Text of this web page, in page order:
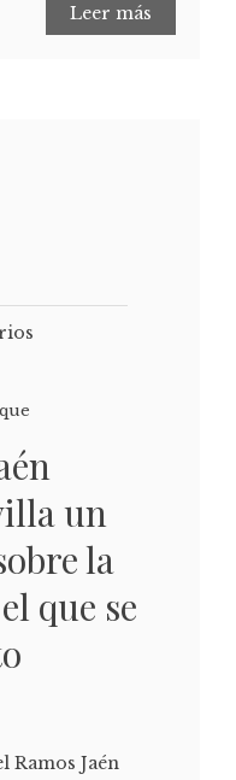
Leer más
un
la
que se
Ramos Jaén